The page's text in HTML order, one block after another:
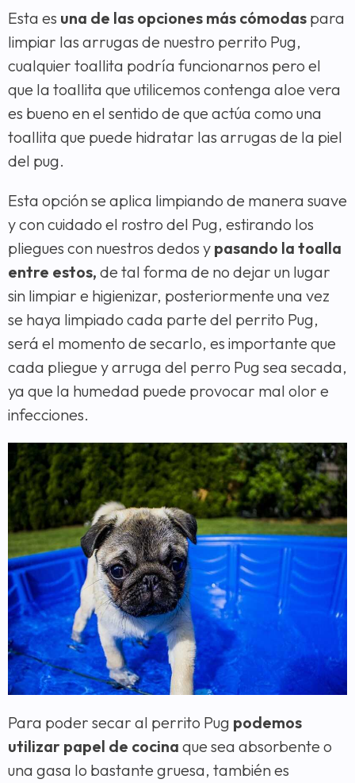
Esta es una de las opciones más cómodas para
limpiar las arrugas de nuestro perrito Pug,
cualquier toallita podría funcionarnos pero el
que la toallita que utilicemos contenga aloe vera
es bueno en el sentido de que actúa como una
toallita que puede hidratar las arrugas de la piel
del pug.
Esta opción se aplica limpiando de manera suave
y con cuidado el rostro del Pug, estirando los
pliegues con nuestros dedos y pasando la toalla
entre estos, de tal forma de no dejar un lugar
sin limpiar e higienizar, posteriormente una vez
se haya limpiado cada parte del perrito Pug,
será el momento de secarlo, es importante que
cada pliegue y arruga del perro Pug sea secada,
ya que la humedad puede provocar mal olor e
infecciones.
Para poder secar al perrito Pug podemos
utilizar papel de cocina que sea absorbente o
una gasa lo bastante gruesa, también es